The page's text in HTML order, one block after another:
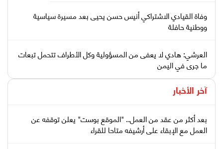
وفاة القيادي الاشتراكي أنيس حسن يحيى بعد مسيرة سياسية
ووطنية حافلة
العرشي: هادي لا يعفى من المسؤولية وكل الأطراف تتحمل تبعات
ما جرى في اليمن
آخر الأخبار
بعد أكثر من عقد من العمل.. "الموقع بوست" يعلن توقفه عن
العمل مع الإبقاء على أرشيفه متاحا للقراء